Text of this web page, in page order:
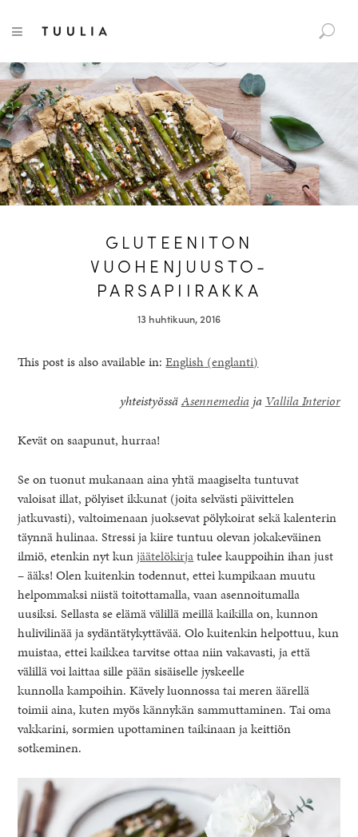
healthy living + good
a
f
o
r
:
TOGGLE NAVIGATION
GLUTEENITON
VUOHENJUUSTO-
PARSAPIIRAKKA
13 huhtikuun, 2016
This post is also available in:English (englanti)
yhteistyössäAsennemediaja Vallila Interior
Kevät on saapunut, hurraa!
Se on tuonut mukanaan aina yhtä maagiselta tuntuvat
valoisat illat, pölyiset ikkunat (joita selvästi päivittelen
jatkuvasti), valtoimenaan juoksevat pölykoirat sekä kalenterin
täynnä hulinaa. Stressi ja kiire tuntuu olevan jokakeväinen
ilmiö, etenkin nyt kunjäätelökirjatulee kauppoihin ihan just
– ääks! Olen kuitenkin todennut, ettei kumpikaan muutu
helpommaksi niistä toitottamalla, vaan asennoitumalla
uusiksi. Sellasta se elämä välillä meillä kaikilla on, kunnon
hulivilinää ja sydäntätykyttävää. Olo kuitenkin helpottuu, kun
muistaa, ettei kaikkea tarvitse ottaa niin vakavasti, ja että
välillä voi laittaa sille pään sisäiselle jyskeelle
kunnolla kampoihin. Kävely luonnossa tai meren äärellä
toimii aina, kuten myös kännykän sammuttaminen. Tai oma
vakkarini, sormien upottaminen taikinaan ja keittiön
sotkeminen.